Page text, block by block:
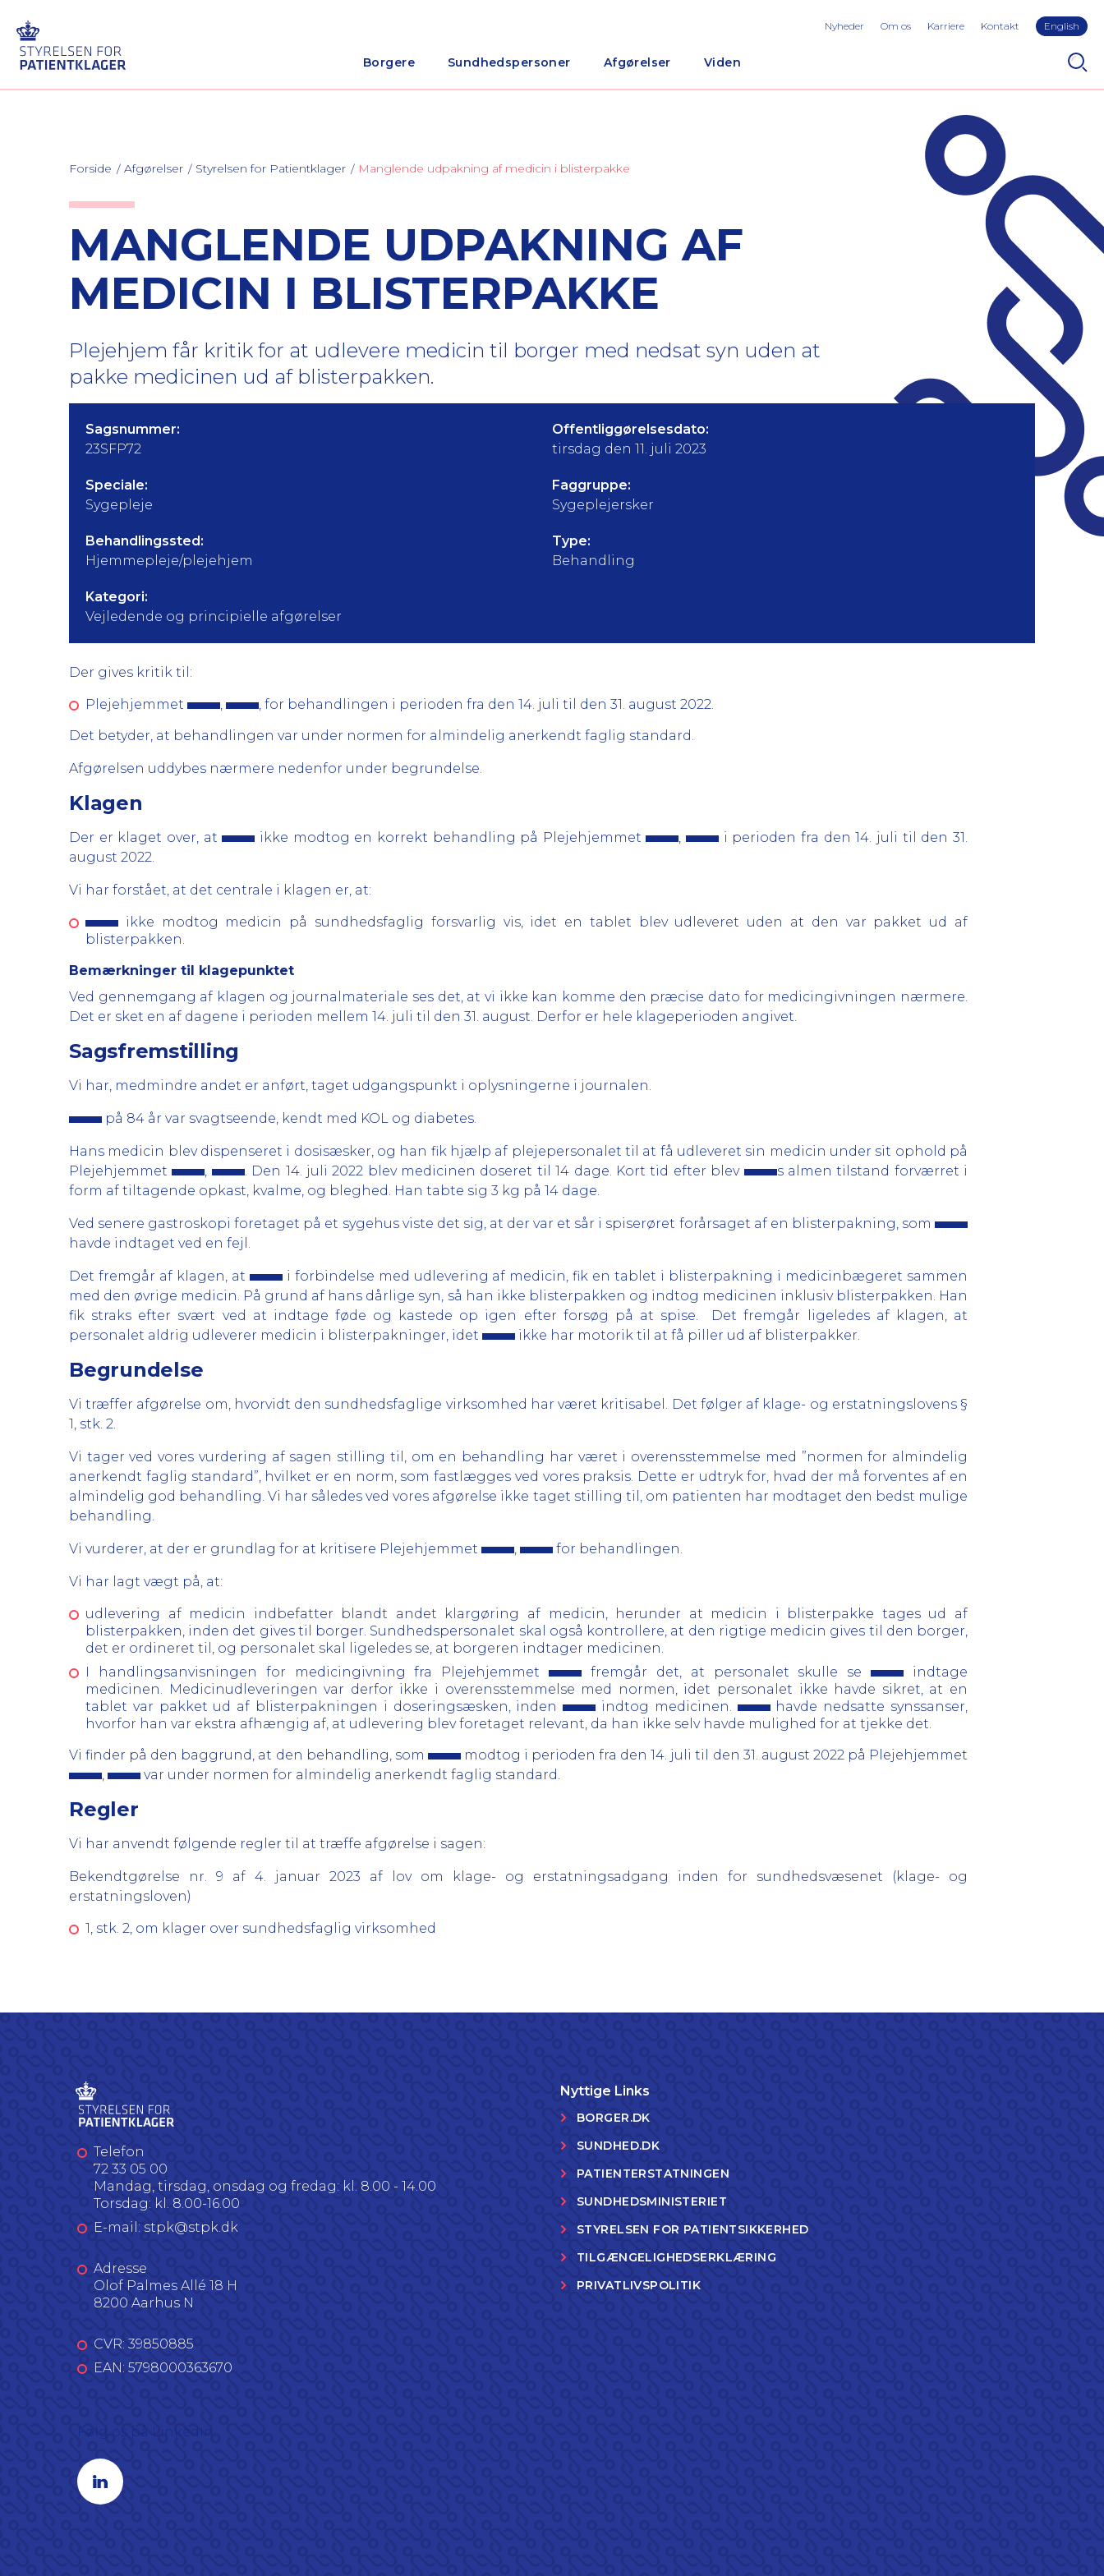
Borgere Sundhedspersoner Afgørelser Viden
Nyheder Om os Karriere Kontakt English
Forside Afgørelser Styrelsen for Patientklager Manglende udpakning af medicin i blisterpakke
MANGLENDE UDPAKNING AF
MEDICIN I BLISTERPAKKE
Plejehjem får kritik for at udlevere medicin til borger med nedsat syn uden at
pakke medicinen ud af blisterpakken.
Sagsnummer:
23SFP72
Offentliggørelsesdato:
tirsdag den 11. juli 2023
Speciale:
Sygepleje
Faggruppe:
Sygeplejersker
Behandlingssted:
Hjemmepleje/plejehjem
Type:
Behandling
Kategori:
Vejledende og principielle afgørelser
Der gives kritik til:
Plejehjemmet ,
, for behandlingen i perioden fra den 14. juli til den 31. august 2022.
Det betyder, at behandlingen var under normen for almindelig anerkendt faglig standard.
Afgørelsen uddybes nærmere nedenfor under begrundelse.
Klagen
Der er klaget over, at ikke modtog en korrekt behandling på Plejehjemmet ,
i perioden fra den 14. juli til den 31.
august 2022.
Vi har forstået, at det centrale i klagen er, at:
ikke modtog medicin på sundhedsfaglig forsvarlig vis, idet en tablet blev udleveret uden at den var pakket ud af
blisterpakken.
Bemærkninger til klagepunktet
Ved gennemgang af klagen og journalmateriale ses det, at vi ikke kan komme den præcise dato for medicingivningen nærmere.
Det er sket en af dagene i perioden mellem 14. juli til den 31. august. Derfor er hele klageperioden angivet.
Sagsfremstilling
Vi har, medmindre andet er anført, taget udgangspunkt i oplysningerne i journalen.
på 84 år var svagtseende, kendt med KOL og diabetes.
Hans medicin blev dispenseret i dosisæsker, og han fik hjælp af plejepersonalet til at få udleveret sin medicin under sit ophold på
Plejehjemmet
, . Den 14. juli 2022 blev medicinen doseret til 14 dage. Kort tid efter blev
s almen tilstand forværret i
form af tiltagende opkast, kvalme, og bleghed. Han tabte sig 3 kg på 14 dage.
Ved senere gastroskopi foretaget på et sygehus viste det sig, at der var et sår i spiserøret forårsaget af en blisterpakning, som
havde indtaget ved en fejl.
Det fremgår af klagen, at
i forbindelse med udlevering af medicin, fik en tablet i blisterpakning i medicinbægeret sammen
med den øvrige medicin. På grund af hans dårlige syn, så han ikke blisterpakken og indtog medicinen inklusiv blisterpakken. Han
fik straks efter svært ved at indtage føde og kastede op igen efter forsøg på at spise. Det fremgår ligeledes af klagen, at
personalet aldrig udleverer medicin i blisterpakninger, idet
ikke har motorik til at få piller ud af blisterpakker.
Begrundelse
Vi træffer afgørelse om, hvorvidt den sundhedsfaglige virksomhed har været kritisabel. Det følger af klage- og erstatningslovens §
1, stk. 2.
Vi tager ved vores vurdering af sagen stilling til, om en behandling har været i overensstemmelse med ”normen for almindelig
anerkendt faglig standard”, hvilket er en norm, som fastlægges ved vores praksis. Dette er udtryk for, hvad der må forventes af en
almindelig god behandling. Vi har således ved vores afgørelse ikke taget stilling til, om patienten har modtaget den bedst mulige
behandling.
Vi vurderer, at der er grundlag for at kritisere Plejehjemmet , for behandlingen.
Vi har lagt vægt på, at:
udlevering af medicin indbefatter blandt andet klargøring af medicin, herunder at medicin i blisterpakke tages ud af
blisterpakken, inden det gives til borger. Sundhedspersonalet skal også kontrollere, at den rigtige medicin gives til den borger,
det er ordineret til, og personalet skal ligeledes se, at borgeren indtager medicinen.
I handlingsanvisningen for medicingivning fra Plejehjemmet
fremgår det, at personalet skulle se
indtage
medicinen. Medicinudleveringen var derfor ikke i overensstemmelse med normen, idet personalet ikke havde sikret, at en
tablet var pakket ud af blisterpakningen i doseringsæsken, inden
indtog medicinen.
havde nedsatte synssanser,
hvorfor han var ekstra afhængig af, at udlevering blev foretaget relevant, da han ikke selv havde mulighed for at tjekke det.
Vi finder på den baggrund, at den behandling, som
modtog i perioden fra den 14. juli til den 31. august 2022 på Plejehjemmet
,
var under normen for almindelig anerkendt faglig standard.
Regler
Vi har anvendt følgende regler til at træffe afgørelse i sagen:
Bekendtgørelse nr. 9 af 4. januar 2023 af lov om klage- og erstatningsadgang inden for sundhedsvæsenet (klage- og
erstatningsloven)
1, stk. 2, om klager over sundhedsfaglig virksomhed
Telefon
72 33 05 00
Mandag, tirsdag, onsdag og fredag: kl. 8.00 - 14.00
Torsdag: kl. 8.00-16.00
E-mail: stpk@stpk.dk
Adresse
Olof Palmes Allé 18 H
8200 Aarhus N
CVR: 39850885
EAN: 5798000363670
Linkedin profil
Nyttige Links
BORGER.DK
SUNDHED.DK
PATIENTERSTATNINGEN
SUNDHEDSMINISTERIET
STYRELSEN FOR PATIENTSIKKERHED
TILGÆNGELIGHEDSERKLÆRING
PRIVATLIVSPOLITIK